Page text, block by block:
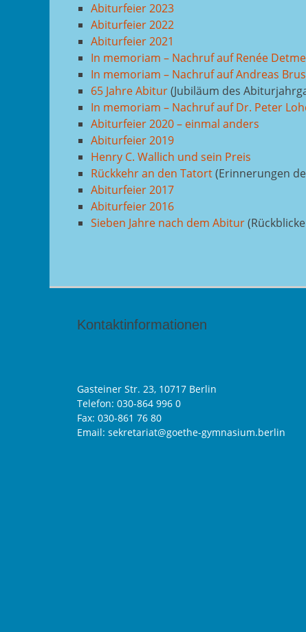
Abiturfeier 2023
Abiturfeier 2022
Abiturfeier 2021
In memoriam – Nachruf auf Renée
In memoriam – Nachruf auf Andreas
65 Jahre Abitur(Jubiläum des
In memoriam – Nachruf auf Dr. Peter
Abiturfeier 2020 – einmal anders
Abiturfeier 2019
Henry C. Wallich und sein Preis
Rückkehr an den Tatort(Erinnerungen
Abiturfeier 2017
Abiturfeier 2016
Sieben Jahre nach dem Abitur
Kontaktinformationen
Gasteiner Str. 23, 10717 Berlin
Telefon: 030-864 996 0
Fax: 030-861 76 80
Email: sekretariat@goethe-gymnasium.berlin